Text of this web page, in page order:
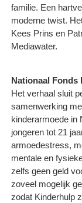
familie. Een
moderne twist.
Kees Prins en
Mediawater.
Nationaal Fonds
Het verhaal sluit
samenwerking
kinderarmoede in
jongeren tot 21
armoedestress,
mentale en
zelfs geen geld
zoveel mogelijk
zodat Kinderhulp